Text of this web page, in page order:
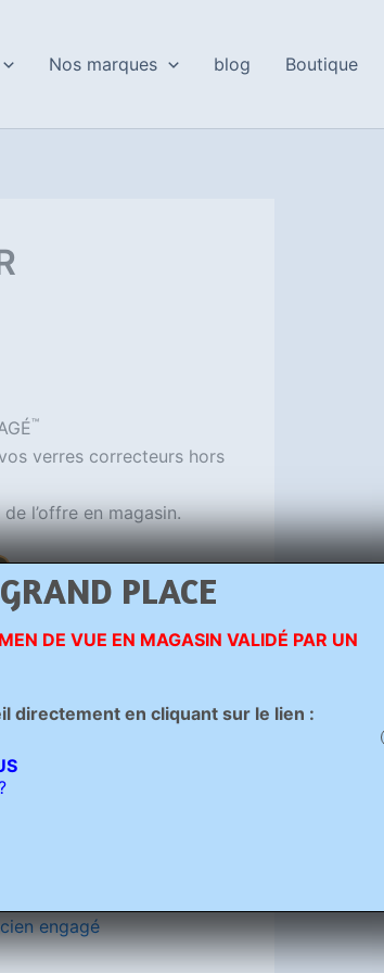
Nos marques blog Boutique
™
verres correcteurs hors
l’offre en magasin.
engagé
PLACE
DE VUE EN MAGASIN VALIDÉ PAR UN
directement en cliquant sur le lien :